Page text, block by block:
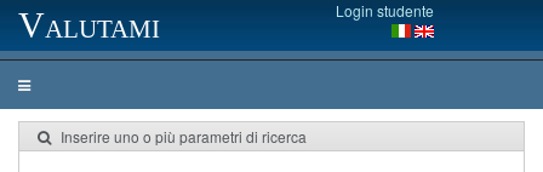
Valutami Login studente
Inserire uno o più parametri di ricerca